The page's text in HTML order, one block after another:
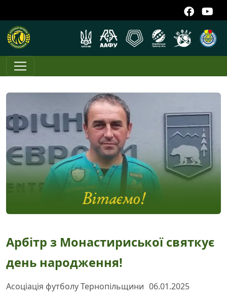
Арбітр з Монастириської святкує
день народження!
Асоціація футболу Тернопільщини 06.01.2025